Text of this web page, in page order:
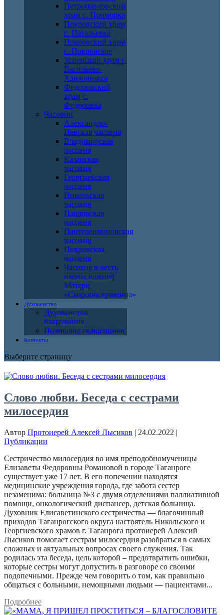
Петропавловский
храм с. Приморка
Покровский храм
с. Натальевка
Покровский храм
с. Покровское
Успенский храм с.
Васильево-
Ханжоновка
Федоровский
храм с.
Федоровка
Часовни
Александро-
Невская часовня
Владимирская
часовня
Казанская
часовня
Георгиевская
часовня
Никольская
часовня
Павловская
часовня
Пантелеимоновская
часовня
Покровская
часовня
Часовня в честь
иконы Божией
Матери
«Скоропослушница»
Духовенство
Духовенство
благочиния
Почившие священники
Контакты
Выберите страницу
Слово любви. Беседа с сестрами
милосердия
Автор Протоиерей Алексей Лысиков | 24.02.2022 |
Публикации
Сестричество милосердия во имя преподобномученицы
Елизаветы Федоровны Романовой в городе Таганроге
существует уже 17 лет. В его попечении находятся
медицинские учреждения города, где забота сестер
незаменима: больница №3 с двумя отделениями паллиативной
помощи, онкологический диспансер, детская больница.
Духовник Елисаветинского сестричества — благочинный
приходов Таганрогского округа настоятель Никольского и
Георгиевского храмов г. Таганрога протоиерей Алексий
Лысиков помогает сестрам милосердия разобраться в самых
сложных и актуальных вопросах своего служения. Так
родилась эта беседа, цель которой – предотвратить ошибки,
которые сестры могут допустить в разговоре со своими
подопечными. Прежде чем говорить о том, как правильно
общаться с больными, немощными людьми — пациентами...
Подробнее